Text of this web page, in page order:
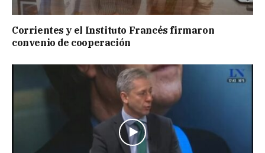
Corrientes y el Instituto Francés firmaron
convenio de cooperación